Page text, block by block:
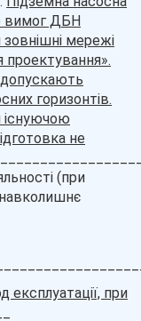
вимог ДБН
мережі
проектування».
горизонтів.
існуючою
не
(при
навколишнє
експлуатації, при